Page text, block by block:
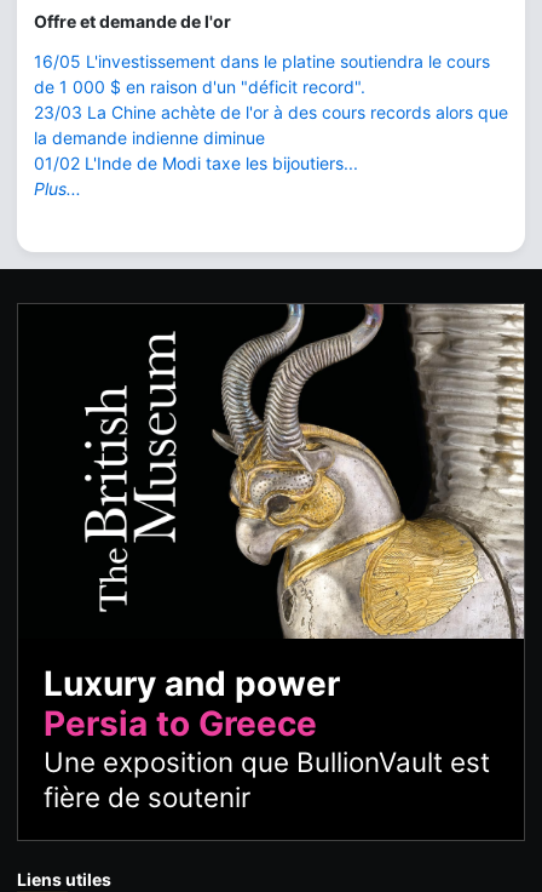
Offre et demande de l'or
16/05 L'investissement dans le platine soutiendra le cours
de 1 000 $ en raison d'un "déficit record".
23/03 La Chine achète de l'or à des cours records alors que
la demande indienne diminue
01/02 L'Inde de Modi taxe les bijoutiers...
Plus...
Luxury and power
Persia to Greece
Une exposition que BullionVault est
fière de soutenir
Liens utiles